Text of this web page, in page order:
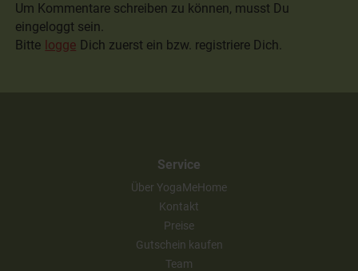
Um Kommentare schreiben zu können, musst Du
eingeloggt sein.
Bitte logge Dich zuerst ein bzw. registriere Dich.
Service
Über YogaMeHome
Kontakt
Preise
Gutschein kaufen
Team